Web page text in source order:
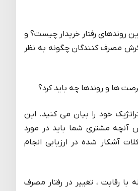
روندهای رفتار خریدار چیست؟ و
مصرف کنندگان چگونه به نظر
ها و روندها چه باید کرد؟
خود را بیان می کنید. این
آنچه مشتری شما باید در مورد
آشکار شده در ارزیابی انجام
با رقابت ، تغییر در رفتار مصرف